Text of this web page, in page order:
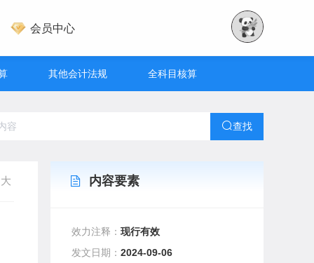
会员中心
其他会计法规 全科目核算
查找
内容要素
效力注释：现行有效
发文日期：2024-09-06
大